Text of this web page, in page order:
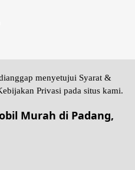
menyetujui Syarat &
Privasi pada situs kami.
Murah di Padang,